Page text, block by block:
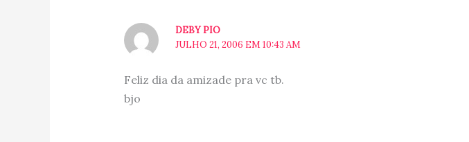
DEBY PIO
JULHO 21, 2006 EM 10:43 AM
Feliz dia da amizade pra vc tb.
bjo